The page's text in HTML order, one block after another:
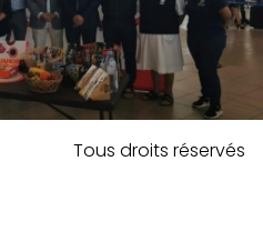
Tous droits réservés